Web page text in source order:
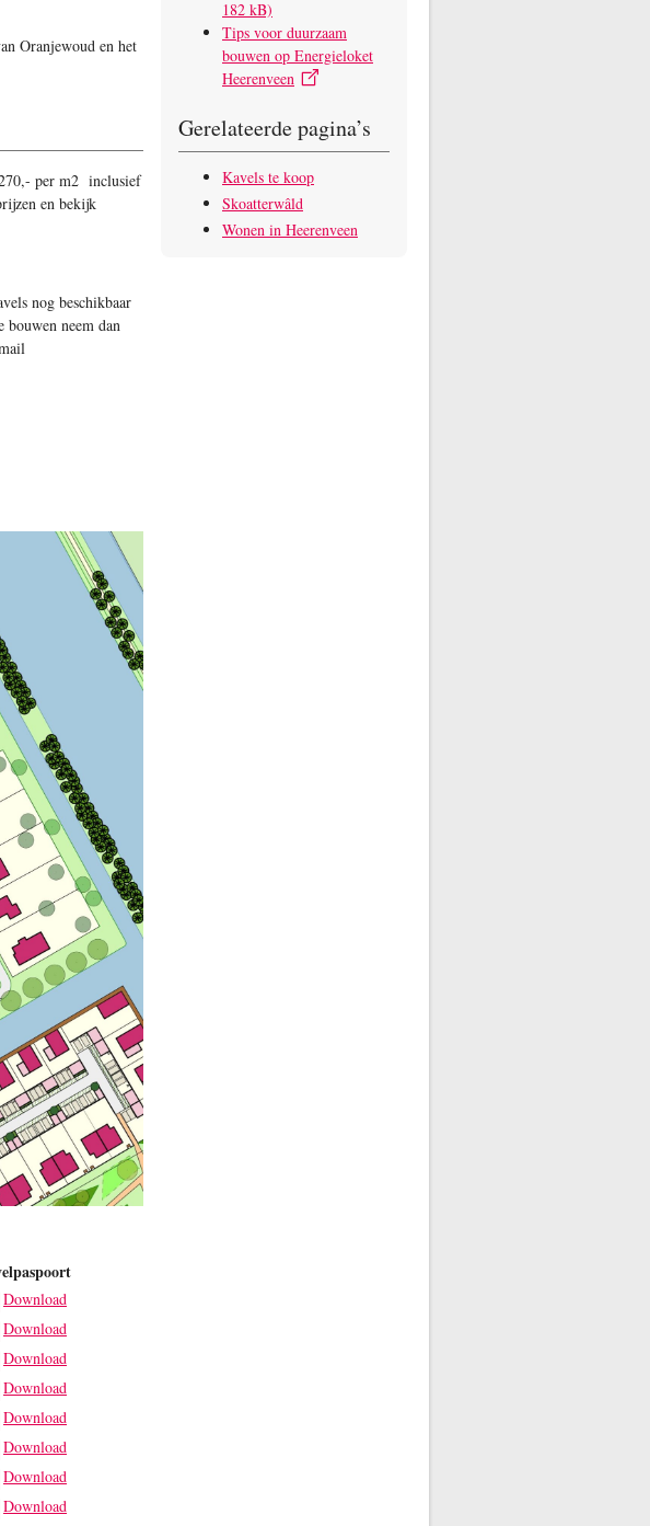
Oranjewoud en het
per m2 inclusief
en bekijk
nog beschikbaar
neem dan
Download
Download
Download
Download
Download
Download
Download
Download
182 kB)
Tips voor duurzaam
bouwen op Energieloket
Heerenveen
Gerelateerde pagina’s
Kavels te koop
Skoatterwâld
Wonen in Heerenveen